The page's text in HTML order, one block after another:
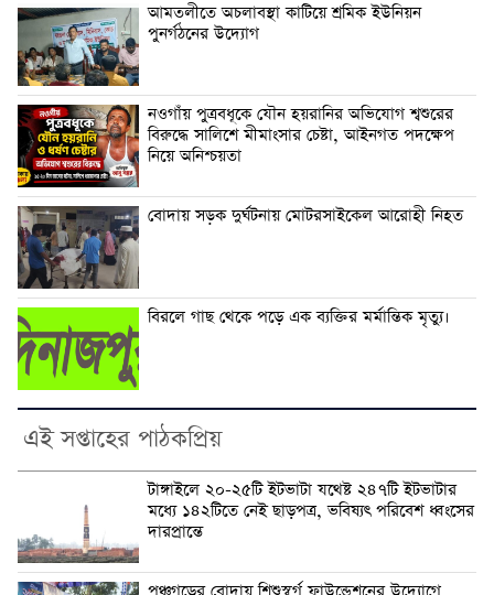
আমতলীতে অচলাবস্থা কাটিয়ে শ্রমিক ইউনিয়ন
পুনর্গঠনের উদ্যোগ
নওগাঁয় পুত্রবধূকে যৌন হয়রানির অভিযোগ শ্বশুরের
বিরুদ্ধে সালিশে মীমাংসার চেষ্টা, আইনগত পদক্ষেপ
নিয়ে অনিশ্চয়তা
বোদায় সড়ক দুর্ঘটনায় মোটরসাইকেল আরোহী নিহত
বিরলে গাছ থেকে পড়ে এক ব্যক্তির মর্মান্তিক মৃত্যু।
এই সপ্তাহের পাঠকপ্রিয়
টাঙ্গাইলে ২০-২৫টি ইটভাটা যথেষ্ট ২৪৭টি ইটভাটার
মধ্যে ১৪২টিতে নেই ছাড়পত্র, ভবিষ্যৎ পরিবেশ ধ্বংসের
দারপ্রান্তে